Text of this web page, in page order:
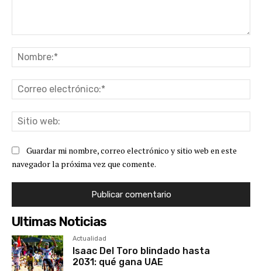
Guardar mi nombre, correo electrónico y sitio web en este
navegador la próxima vez que comente.
Ultimas Noticias
Actualidad
Isaac Del Toro blindado hasta
2031: qué gana UAE